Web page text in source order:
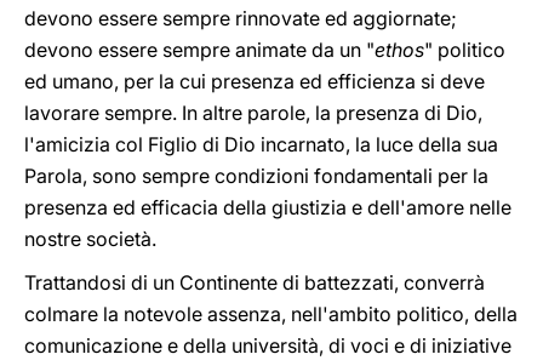
devono essere sempre rinnovate ed aggiornate;
devono essere sempre animate da un "ethos" politico
ed umano, per la cui presenza ed efficienza si deve
lavorare sempre. In altre parole, la presenza di Dio,
l'amicizia col Figlio di Dio incarnato, la luce della sua
Parola, sono sempre condizioni fondamentali per la
presenza ed efficacia della giustizia e dell'amore nelle
nostre società.
Trattandosi di un Continente di battezzati, converrà
colmare la notevole assenza, nell'ambito politico, della
comunicazione e della università, di voci e di iniziative